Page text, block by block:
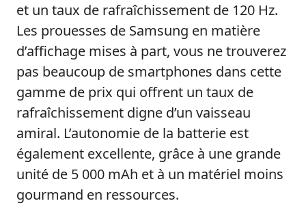
et un taux de rafraîchissement de 120 Hz.
Les prouesses de Samsung en matière
d’affichage mises à part, vous ne trouverez
pas beaucoup de smartphones dans cette
gamme de prix qui offrent un taux de
rafraîchissement digne d’un vaisseau
amiral. L’autonomie de la batterie est
également excellente, grâce à une grande
unité de 5 000 mAh et à un matériel moins
gourmand en ressources.